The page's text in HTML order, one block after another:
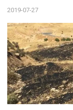
2019-07-27